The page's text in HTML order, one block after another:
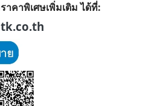
คาพิเศษเพิ่มเติม ได้ที่: